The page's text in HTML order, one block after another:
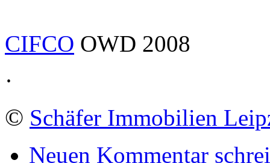
CIFCO OWD 2008
·
© Schäfer Immobilien
Neuen Kommentar